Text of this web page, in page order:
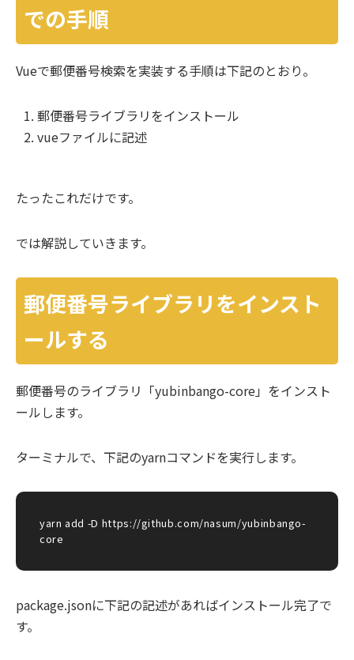
での手順
Vueで郵便番号検索を実装する手順は下記のとおり。
郵便番号ライブラリをインストール
vueファイルに記述
たったこれだけです。
では解説していきます。
郵便番号ライブラリをインスト
ールする
郵便番号のライブラリ「yubinbango-core」をインスト
ールします。
ターミナルで、下記のyarnコマンドを実行します。
yarn add -D https://github.com/nasum/yubinbango-
core
package.jsonに下記の記述があればインストール完了で
す。